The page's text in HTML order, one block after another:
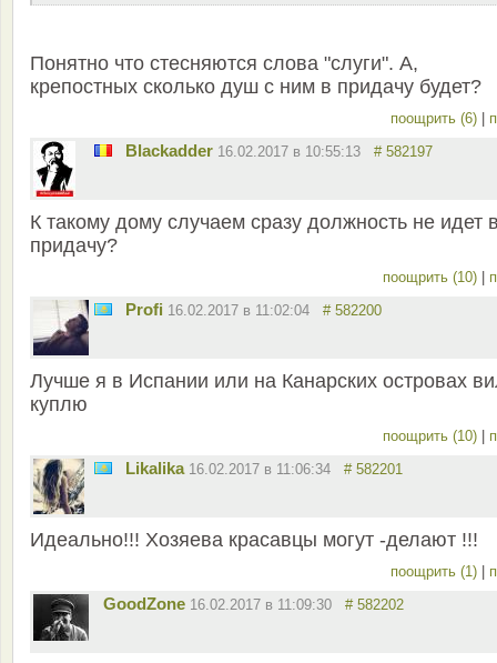
Понятно что стесняются слова "слуги". А,
крепостных сколько душ с ним в придачу будет?
поощрить (6)
Blackadder 16.02.2017 в 10:55:13 # 582197
К такому дому случаем сразу должность не идет
придачу?
поощрить (10)
Profi 16.02.2017 в 11:02:04 # 582200
Лучше я в Испании или на Канарских островах
куплю
поощрить (10)
Likalika 16.02.2017 в 11:06:34 # 582201
Идеально!!! Хозяева красавцы могут -делают !!!
поощрить (1)
GoodZone 16.02.2017 в 11:09:30 # 582202